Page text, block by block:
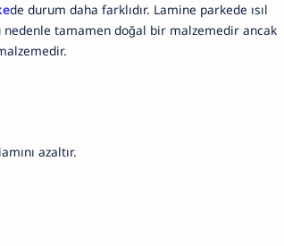
de durum daha farklıdır. Lamine parkede ısıl
tamamen doğal bir malzemedir ancak
azaltır.